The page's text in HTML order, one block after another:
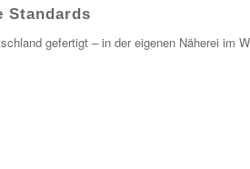
Standards
gefertigt – in der eigenen Näherei im